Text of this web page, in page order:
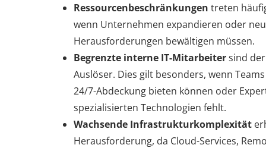
Ressourcenbeschränkungen treten
wenn Unternehmen expandieren oder
Herausforderungen bewältigen müssen.
Begrenzte interne IT-Mitarbeitersind
Auslöser. Dies gilt besonders, wenn
24/7-Abdeckung bieten können oder
spezialisierten Technologien fehlt.
Wachsende Infrastrukturkomplexität
Herausforderung, da Cloud-Services,